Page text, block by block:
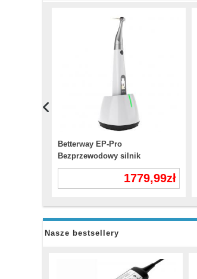
Betterway EP-Pro
Bezprzewodowy silnik
endodontyczny z lokalizatorem
1779,99zł
Nasze bestsellery